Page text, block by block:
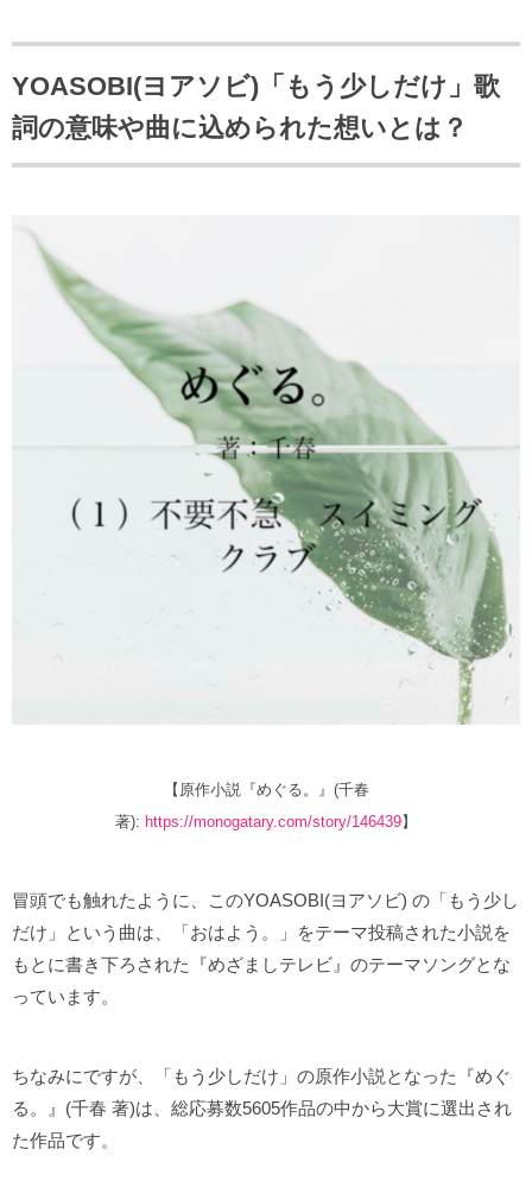
YOASOBI(ヨアソビ)「もう少しだけ」歌
詞の意味や曲に込められた想いとは？
【原作小説『めぐる。』(千春
著): https://monogatary.com/story/146439】
冒頭でも触れたように、このYOASOBI(ヨアソビ) の「もう少し
だけ」という曲は、「おはよう。」をテーマ投稿された小説を
もとに書き下ろされた『めざましテレビ』のテーマソングとな
っています。
ちなみにですが、「もう少しだけ」の原作小説となった『めぐ
る。』(千春 著)は、総応募数5605作品の中から大賞に選出され
た作品です。